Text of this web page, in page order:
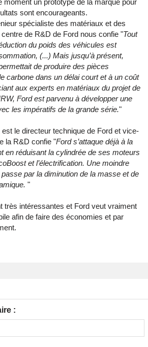
sont encourageants.
spécialiste des matériaux et des
de R&D de Ford nous confie "Tout
du poids des véhicules est
(...) Mais jusqu’à présent,
de produire des pièces
carbone dans un délai court et à un coût
aux experts en matériaux du projet de
Ford est parvenu à développer une
les impératifs de la grande série."
est le directeur technique de Ford et vice-
la R&D confie "Ford s’attaque déjà à la
en réduisant la cylindrée de ses moteurs
et l’électrification. Une moindre
par la diminution de la masse et de
"
très intéressantes et Ford veut vraiment
afin de faire des économies et par
: